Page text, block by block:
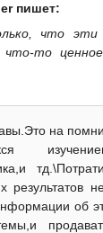
пишет:
что эти
что-то
на
результатов
об